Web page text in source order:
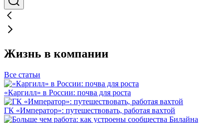
Жизнь в компании
Все статьи
«Каргилл» в России: почва для роста
ГК «Император»: путешествовать, работая вахтой